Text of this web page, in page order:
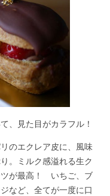
、見た目がカラフル！
のエクレア皮に、風味
。ミルク感溢れる生ク
ツが最高！ いちご、ブ
など、全てが一度に口